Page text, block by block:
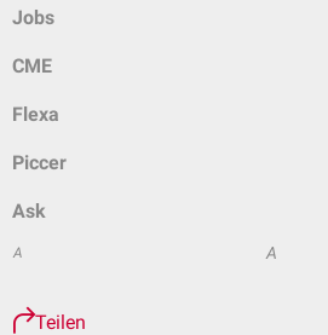
Jobs
CME
Flexa
Piccer
Ask
A A
Teilen